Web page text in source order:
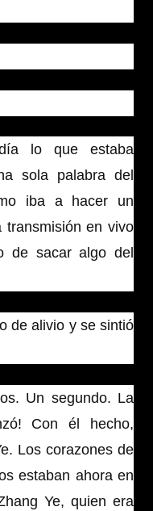
lo que estaba
sola palabra del
iba a hacer un
transmisión en vivo
de sacar algo del
de alivio y se sintió
Un segundo. La
Con él hecho,
Los corazones de
estaban ahora en
Ye, quien era